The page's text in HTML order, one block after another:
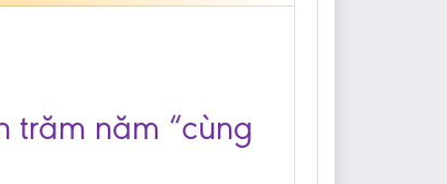
trăm năm “cùng